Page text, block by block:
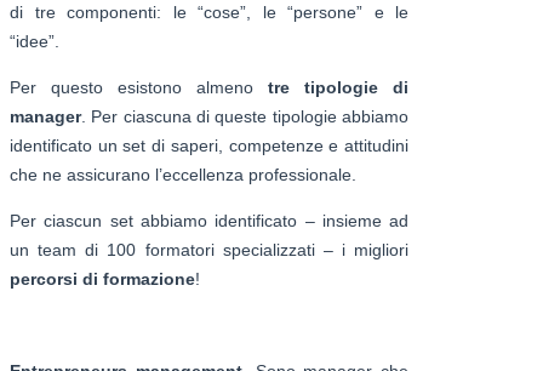
di tre componenti: le “cose”, le “persone” e le
“idee”.
Per questo esistono almenotre tipologie di
manager. Per ciascuna di queste tipologie abbiamo
identificato un set di saperi, competenze e attitudini
che ne assicurano l’eccellenza professionale.
Per ciascun set abbiamo identificato – insieme ad
un team di 100 formatori specializzati – i migliori
percorsi di formazione!